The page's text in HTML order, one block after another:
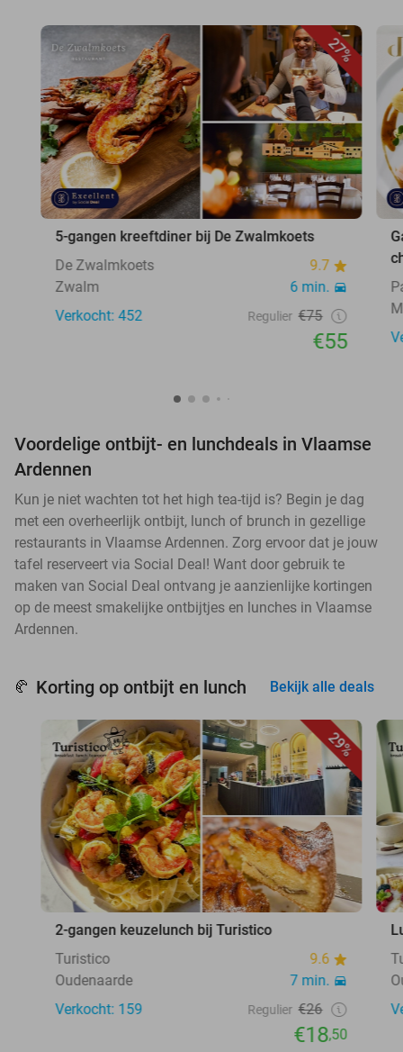
27%
5-gangen kreeftdiner bij De Zwalmkoets
De Zwalmkoets
9.7
Zwalm
6 min.
Verkocht: 452
Regulier €75
€55
Voordelige ontbijt- en lunchdeals in Vlaamse
Ardennen
Kun je niet wachten tot het high tea-tijd is? Begin je dag
met een overheerlijk ontbijt, lunch of brunch in gezellige
restaurants in Vlaamse Ardennen. Zorg ervoor dat je jouw
tafel reserveert via Social Deal! Want door gebruik te
maken van Social Deal ontvang je aanzienlijke kortingen
op de meest smakelijke ontbijtjes en lunches in Vlaamse
Ardennen.
🥐 Korting op ontbijt en lunch Bekijk alle deals
29%
2-gangen keuzelunch bij Turistico
Turistico
9.6
Oudenaarde
7 min.
Verkocht: 159
Regulier €26
€18,50